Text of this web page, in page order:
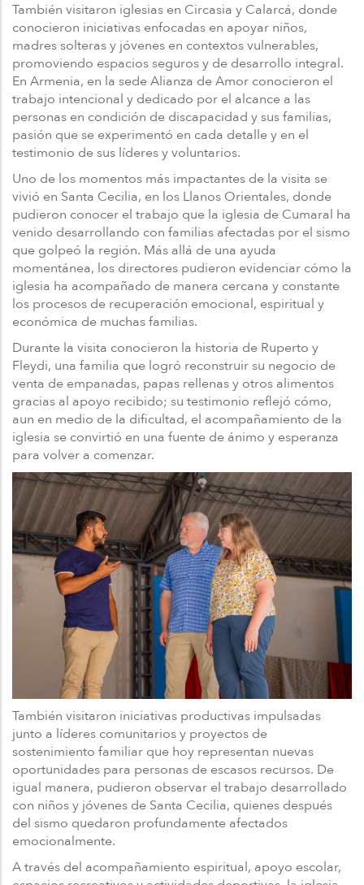
También visitaron iglesias en Circasia y Calarcá, donde
conocieron iniciativas enfocadas en apoyar niños,
madres solteras y jóvenes en contextos vulnerables,
promoviendo espacios seguros y de desarrollo integral.
En Armenia, en la sede Alianza de Amor conocieron el
trabajo intencional y dedicado por el alcance a las
personas en condición de discapacidad y sus familias,
pasión que se experimentó en cada detalle y en el
testimonio de sus líderes y voluntarios.
Uno de los momentos más impactantes de la visita se
vivió en Santa Cecilia, en los Llanos Orientales, donde
pudieron conocer el trabajo que la iglesia de Cumaral ha
venido desarrollando con familias afectadas por el sismo
que golpeó la región. Más allá de una ayuda
momentánea, los directores pudieron evidenciar cómo la
iglesia ha acompañado de manera cercana y constante
los procesos de recuperación emocional, espiritual y
económica de muchas familias.
Durante la visita conocieron la historia de Ruperto y
Fleydi, una familia que logró reconstruir su negocio de
venta de empanadas, papas rellenas y otros alimentos
gracias al apoyo recibido; su testimonio reflejó cómo,
aun en medio de la dificultad, el acompañamiento de la
iglesia se convirtió en una fuente de ánimo y esperanza
para volver a comenzar.
También visitaron iniciativas productivas impulsadas
junto a líderes comunitarios y proyectos de
sostenimiento familiar que hoy representan nuevas
oportunidades para personas de escasos recursos. De
igual manera, pudieron observar el trabajo desarrollado
con niños y jóvenes de Santa Cecilia, quienes después
del sismo quedaron profundamente afectados
emocionalmente.
A través del acompañamiento espiritual, apoyo escolar,